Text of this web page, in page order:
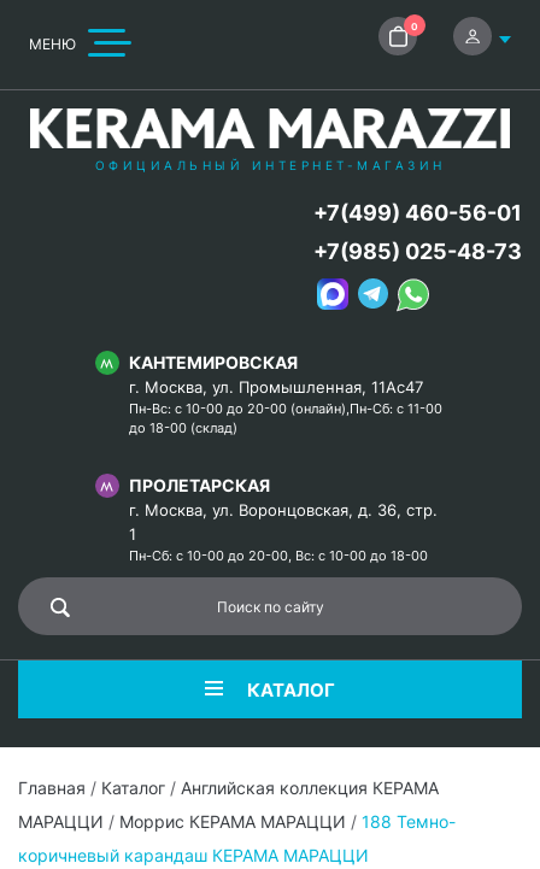
МЕНЮ
0
ОФИЦИАЛЬНЫЙ ИНТЕРНЕТ-МАГАЗИН
КАНТЕМИРОВСКАЯ
г. Москва, ул. Промышленная, 11Ас47
Пн-Вс: с 10-00 до 20-00 (онлайн),Пн-Сб: с 11-00
до 18-00 (склад)
ПРОЛЕТАРСКАЯ
г. Москва, ул. Воронцовская, д. 36, стр.
1
Пн-Сб: с 10-00 до 20-00, Вс: с 10-00 до 18-00
+7(499) 460-56-01
+7(985) 025-48-73
КАТАЛОГ
Главная / Каталог / Английская коллекция КЕРАМА
МАРАЦЦИ / Моррис КЕРАМА МАРАЦЦИ / 188 Темно-
коричневый карандаш КЕРАМА МАРАЦЦИ